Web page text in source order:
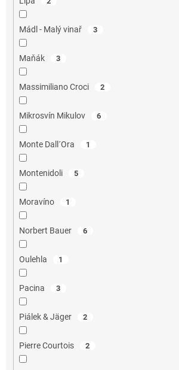
Mádl - Malý vinař 3
Maňák 3
Massimiliano Croci 2
Mikrosvín Mikulov 6
Monte Dall´Ora 1
Montenidoli 5
Moravíno 1
Norbert Bauer 6
Oulehla 1
Pacina 3
Piálek & Jäger 2
Pierre Courtois 2